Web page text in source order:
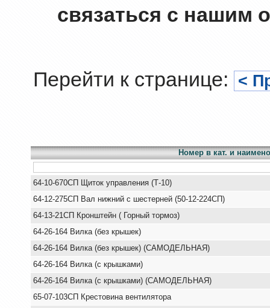
связаться с нашим
Перейти к странице: <
Номер в кат. и
64-10-670СП Щиток управления (Т-10)
64-12-275СП Вал нижний с шестерней (50-12-224СП)
64-13-21СП Кронштейн ( Горный тормоз)
64-26-164 Вилка (без крышек)
64-26-164 Вилка (без крышек) (САМОДЕЛЬНАЯ)
64-26-164 Вилка (с крышками)
64-26-164 Вилка (с крышками) (САМОДЕЛЬНАЯ)
65-07-103СП Крестовина вентилятора